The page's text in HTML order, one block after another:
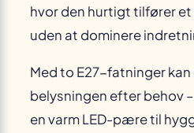
hvor den hurtigt tilfører
uden at dominere
Med to E27-fatninger
belysningen efter behov
en varm LED-pære til